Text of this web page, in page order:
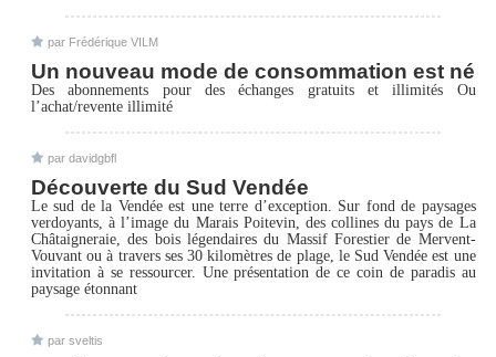
par Frédérique VILM
Un nouveau mode de consommation est né
Des abonnements pour des échanges gratuits et illimités Ou
l’achat/revente illimité
par davidgbfl
Découverte du Sud Vendée
Le sud de la Vendée est une terre d’exception. Sur fond de paysages
verdoyants, à l’image du Marais Poitevin, des collines du pays de La
Châtaigneraie, des bois légendaires du Massif Forestier de Mervent-
Vouvant ou à travers ses 30 kilomètres de plage, le Sud Vendée est une
invitation à se ressourcer. Une présentation de ce coin de paradis au
paysage étonnant
par sveltis